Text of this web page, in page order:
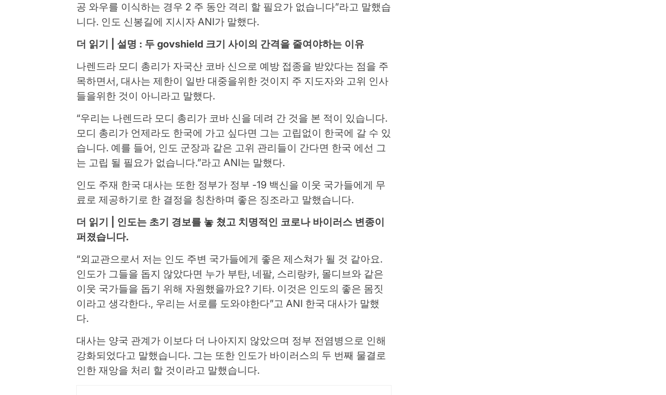
공 와우를 이식하는 경우 2 주 동안 격리 할 필요가 없습니다”라고 말했습
니다. 인도 신봉길에 지시자 ANI가 말했다.
더 읽기 | 설명 : 두 govshield 크기 사이의 간격을 줄여야하는 이유
나렌드라 모디 총리가 자국산 코바 신으로 예방 접종을 받았다는 점을 주
목하면서, 대사는 제한이 일반 대중을위한 것이지 주 지도자와 고위 인사
들을위한 것이 아니라고 말했다.
“우리는 나렌드라 모디 총리가 코바 신을 데려 간 것을 본 적이 있습니다.
모디 총리가 언제라도 한국에 가고 싶다면 그는 고립없이 한국에 갈 수 있
습니다. 예를 들어, 인도 군장과 같은 고위 관리들이 간다면 한국 에선 그
는 고립 될 필요가 없습니다.”라고 ANI는 말했다.
인도 주재 한국 대사는 또한 정부가 정부 -19 백신을 이웃 국가들에게 무
료로 제공하기로 한 결정을 칭찬하며 좋은 징조라고 말했습니다.
더 읽기 | 인도는 초기 경보를 놓 쳤고 치명적인 코로나 바이러스 변종이
퍼졌습니다.
“외교관으로서 저는 인도 주변 국가들에게 좋은 제스쳐가 될 것 같아요.
인도가 그들을 돕지 않았다면 누가 부탄, 네팔, 스리랑카, 몰디브와 같은
이웃 국가들을 돕기 위해 자원했을까요? 기타. 이것은 인도의 좋은 몸짓
이라고 생각한다., 우리는 서로를 도와야한다”고 ANI 한국 대사가 말했
다.
대사는 양국 관계가 이보다 더 나아지지 않았으며 정부 전염병으로 인해
강화되었다고 말했습니다. 그는 또한 인도가 바이러스의 두 번째 물결로
인한 재앙을 처리 할 것이라고 말했습니다.